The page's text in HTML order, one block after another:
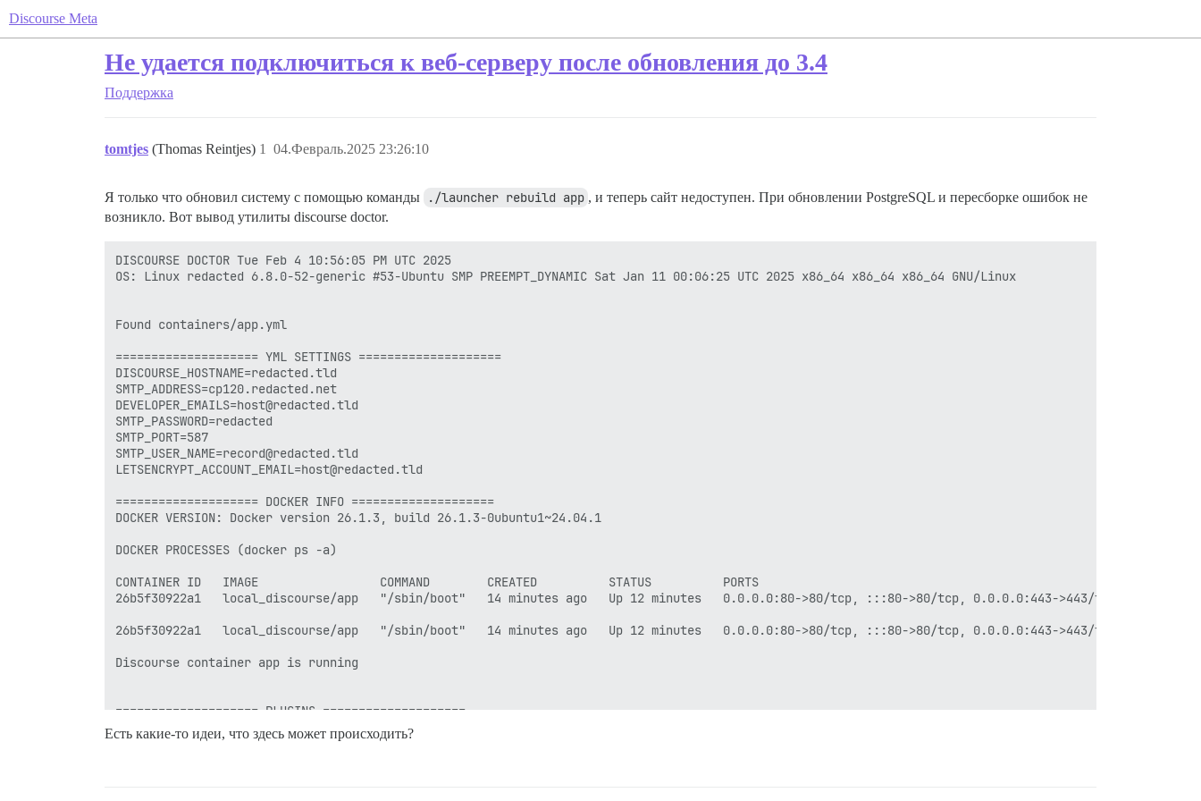
Discourse Meta
Не удается подключиться к веб-серверу после обновления до 3.4
Поддержка
tomtjes (Thomas Reintjes) 04.Февраль.2025 23:26:10
1
Я только что обновил систему с помощью команды ./launcher rebuild app , и теперь сайт недоступен. При обновлении PostgreSQL и пересборке ошибок не
возникло. Вот вывод утилиты discourse doctor.
DISCOURSE DOCTOR Tue Feb 4 10:56:05 PM UTC 2025
OS: Linux redacted 6.8.0-52-generic #53-Ubuntu SMP PREEMPT_DYNAMIC Sat Jan 11 00:06:25 UTC 2025 x86_64 x86_64 x86_64 GNU/Linux
Found containers/app.yml
==================== YML SETTINGS ====================
DISCOURSE_HOSTNAME=redacted.tld
SMTP_ADDRESS=cp120.redacted.net
DEVELOPER_EMAILS=host@redacted.tld
SMTP_PASSWORD=redacted
SMTP_PORT=587
SMTP_USER_NAME=record@redacted.tld
LETSENCRYPT_ACCOUNT_EMAIL=host@redacted.tld
==================== DOCKER INFO ====================
DOCKER VERSION: Docker version 26.1.3, build 26.1.3-0ubuntu1~24.04.1
DOCKER PROCESSES (docker ps -a)
CONTAINER ID   IMAGE                 COMMAND        CREATED          STATUS          PORTS
26b5f30922a1   local_discourse/app   "/sbin/boot"   14 minutes ago   Up 12 minutes   0.0.0.0:80->80/tcp, :::80->80/tcp, 0.0.0.0:443->443/tcp, :::443-
26b5f30922a1   local_discourse/app   "/sbin/boot"   14 minutes ago   Up 12 minutes   0.0.0.0:80->80/tcp, :::80->80/tcp, 0.0.0.0:443->443/tcp, :::443-
Discourse container app is running
==================== PLUGINS ====================
          - sudo -E -u discourse git clone https://github.com/discourse/docker_manager.git
          - sudo -E -u discourse git clone https://github.com/discourse/discourse-data-explorer.git
Есть какие-то идеи, что здесь может происходить?